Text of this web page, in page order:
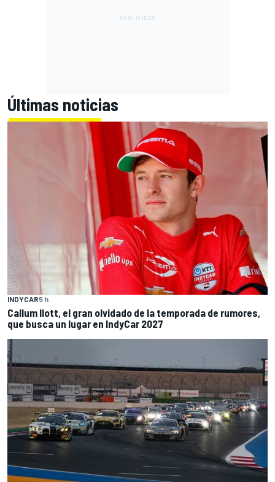
Últimas noticias
INDYCAR5 h
Callum Ilott, el gran olvidado de la temporada de rumores,
que busca un lugar en IndyCar 2027